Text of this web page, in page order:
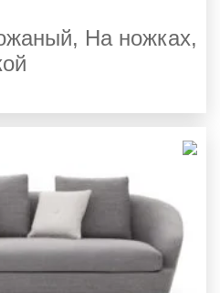
На ножках,